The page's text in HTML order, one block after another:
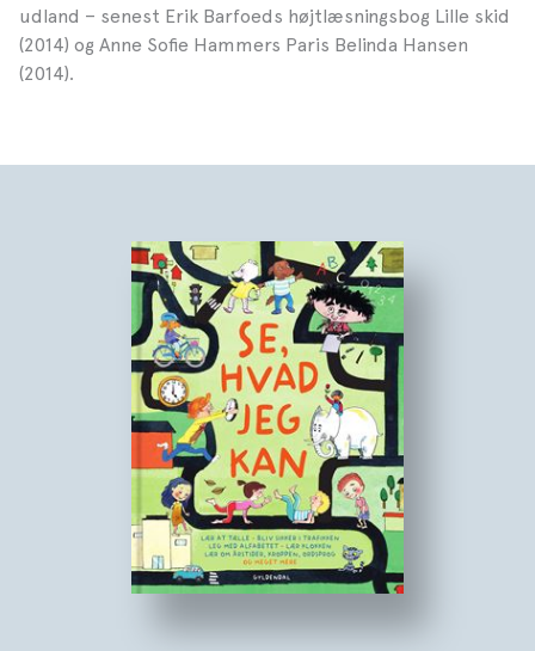
udland – senest Erik Barfoeds højtlæsningsbog Lille skid
(2014) og Anne Sofie Hammers Paris Belinda Hansen
(2014).